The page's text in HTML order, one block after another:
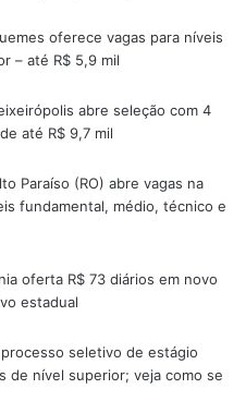
oferece vagas para níveis
– até R$ 5,9 mil
abre seleção com 4
até R$ 9,7 mil
Paraíso (RO) abre vagas na
fundamental, médio, técnico e
oferta R$ 73 diários em novo
estadual
processo seletivo de estágio
de nível superior; veja como se